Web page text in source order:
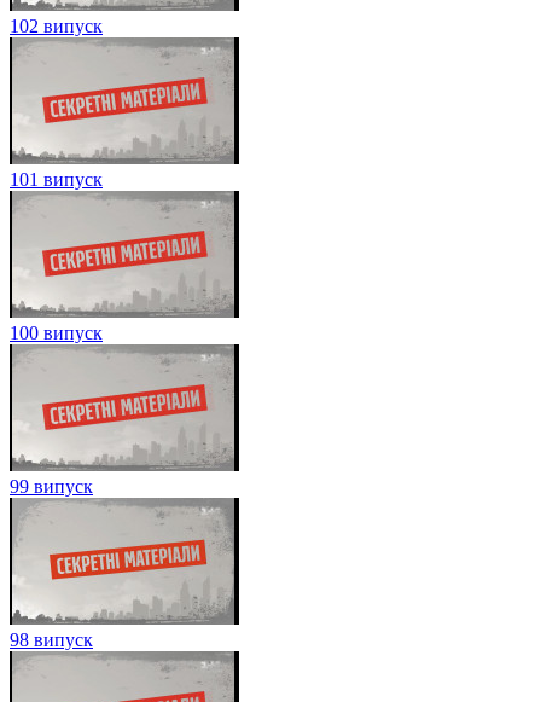
102 випуск
101 випуск
100 випуск
99 випуск
98 випуск